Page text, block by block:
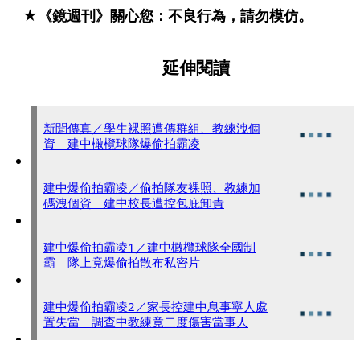
★《鏡週刊》關心您：不良行為，請勿模仿。
延伸閱讀
新聞傳真／學生裸照遭傳群組、教練洩個
資 建中橄欖球隊爆偷拍霸凌
建中爆偷拍霸凌／偷拍隊友裸照、教練加
碼洩個資 建中校長遭控包庇卸責
建中爆偷拍霸凌1／建中橄欖球隊全國制
霸 隊上竟爆偷拍散布私密片
建中爆偷拍霸凌2／家長控建中息事寧人處
置失當 調查中教練竟二度傷害當事人